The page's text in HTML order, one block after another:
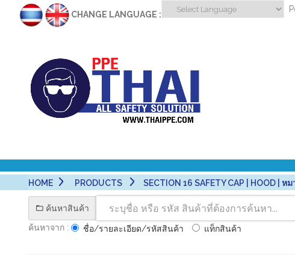
CHANGE LANGUAGE :
HOME PRODUCTS SECTION 16 SAFETY CAP | HOOD |
ค้นหาสินค้า
ค้นหาจาก :
ชื่อ/รายละเอียด/รหัสสินค้า แท็กสินค้า